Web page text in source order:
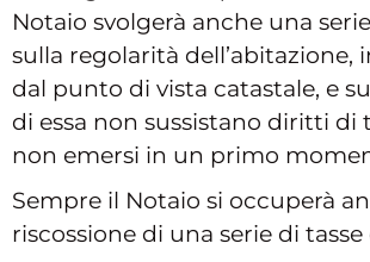
Notaio svolgerà anche una
sulla regolarità dell’abitazione,
dal punto di vista catastale, e
di essa non sussistano diritti di
non emersi in un primo
Sempre il Notaio si occuperà
riscossione di una serie di